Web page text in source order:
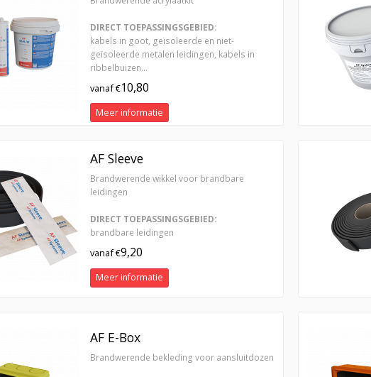
DIRECT TOEPASSINGSGEBIED:
kabels in goot, geïsoleerde en niet-
geïsoleerde metalen leidingen, kabels in
ribbelbuizen...
vanaf €10,80
Meer informatie
AF Sleeve
Brandwerende wikkel voor brandbare
leidingen
DIRECT TOEPASSINGSGEBIED:
brandbare leidingen
vanaf €9,20
Meer informatie
AF E-Box
Brandwerende bekleding voor aansluitdozen